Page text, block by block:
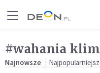
#wahania
Najnowsze